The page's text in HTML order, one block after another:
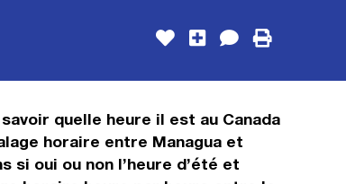
quelle heure il est au Canada
horaire entre Managua et
oui ou non l’heure d’été et